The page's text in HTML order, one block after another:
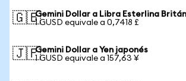
🇬🇧Gemini Dollar a Libra Esterlina
1 GUSD equivale a 0,7418 £
🇯🇵Gemini Dollar a Yen japonés
1 GUSD equivale a 157,63 ¥